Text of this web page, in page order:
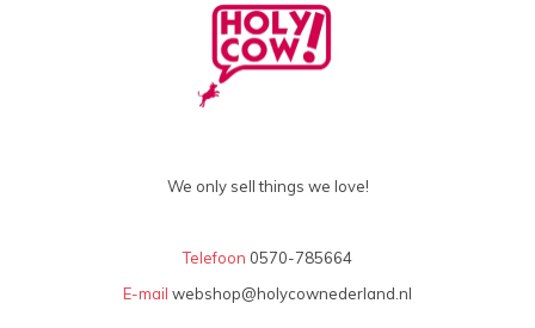
We only sell things we love!
Telefoon 0570-785664
E-mail webshop@holycownederland.nl